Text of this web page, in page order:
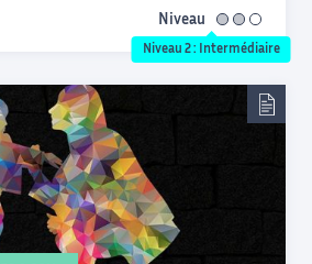
Niveau intermédiaire
Niveau 2 : Intermédiaire